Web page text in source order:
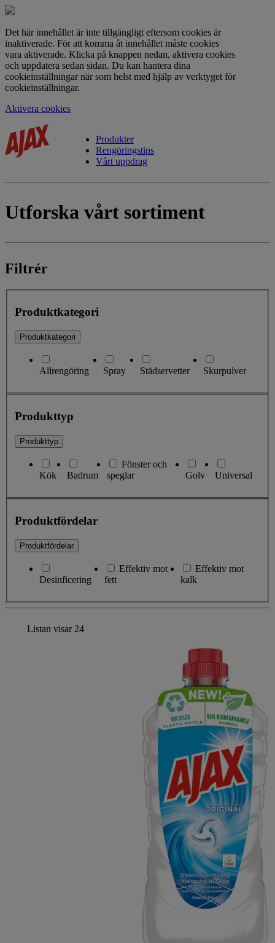
Det här innehållet är inte tillgängligt eftersom cookies är
inaktiverade. För att komma åt innehållet måste cookies
vara aktiverade. Klicka på knappen nedan, aktivera cookies
och uppdatera sedan sidan. Du kan hantera dina
cookieinställningar när som helst med hjälp av verktyget för
cookieinställningar.
Aktivera cookies
Produkter
Rengöringstips
Vårt uppdrag
Utforska vårt sortiment
Filtrér
Produktkategori
Produktkategori
Allrengöring Spray Städservetter Skurpulver
Produkttyp
Produkttyp
Kök Badrum
Fönster och
speglar
Golv Universal
Produktfördelar
Produktfördelar
Desinficering
Effektiv mot
fett
Effektiv mot
kalk
Listan visar 24